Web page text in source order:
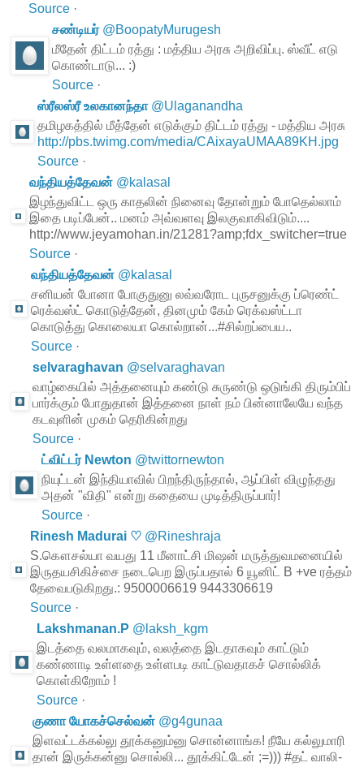
Source ·
சண்டியர் @BoopatyMurugesh
மீதேன் திட்டம் ரத்து : மத்திய அரசு அறிவிப்பு. ஸ்வீட் எடு
கொண்டாடு... :)
Source ·
ஸ்ரீலஸ்ரீ உலகானந்தா @Ulaganandha
தமிழகத்தில் மீத்தேன் எடுக்கும் திட்டம் ரத்து - மத்திய அரசு
http://pbs.twimg.com/media/CAixayaUMAA89KH.jpg
Source ·
வந்தியத்தேவன் @kalasal
இழந்துவிட்ட ஒரு காதலின் நினைவு தோன்றும் போதெல்லாம்
இதை படிப்பேன்.. மனம் அவ்வளவு இலகுவாகிவிடும்....
http://www.jeyamohan.in/21281?amp;fdx_switcher=true
Source ·
வந்தியத்தேவன் @kalasal
சனியன் போனா போகுதுனு லவ்வரோட புருசனுக்கு ப்ரெண்ட்
ரெக்வஸ்ட் கொடுத்தேன், தினமும் கேம் ரெக்வஸ்ட்டா
கொடுத்து கொலையா கொல்றான்...#சில்றப்பைய..
Source ·
selvaraghavan @selvaraghavan
வாழ்கையில் அத்தனையும் கண்டு சுருண்டு ஒடுங்கி திரும்பிப்
பார்க்கும் போதுதான் இத்தனை நாள் நம் பின்னாலேயே வந்த
கடவுளின் முகம் தெரிகின்றது
Source ·
ட்விட்டர் Newton @twittornewton
நியுட்டன் இந்தியாவில் பிறந்திருந்தால், ஆப்பிள் விழுந்தது
அதன் "விதி" என்று கதையை முடித்திருப்பார்!
Source ·
Rinesh Madurai ♡ @Rineshraja
S.கௌசல்யா வயது 11 மீனாட்சி மிஷன் மருத்துவமனையில்
இருதயசிகிச்சை நடைபெற இருப்பதால் 6 யூனிட் B +ve ரத்தம்
தேவைபடுகிறது.: 9500006619 9443306619
Source ·
Lakshmanan.P @ laksh_kgm
இடத்தை வலமாகவும், வலத்தை இடதாகவும் காட்டும்
கண்ணாடி உள்ளதை உள்ளபடி காட்டுவதாகச் சொல்லிக்
கொள்கிறோம் !
Source ·
குணா யோகச்செல்வன் @g4gunaa
இளவட்டக்கல்லு தூக்கனும்னு சொன்னாங்க! நீயே கல்லுமாரி
தான் இருக்கன்னு சொல்லி... தூக்கிட்டேன் ;=))) #தட் வாலி-